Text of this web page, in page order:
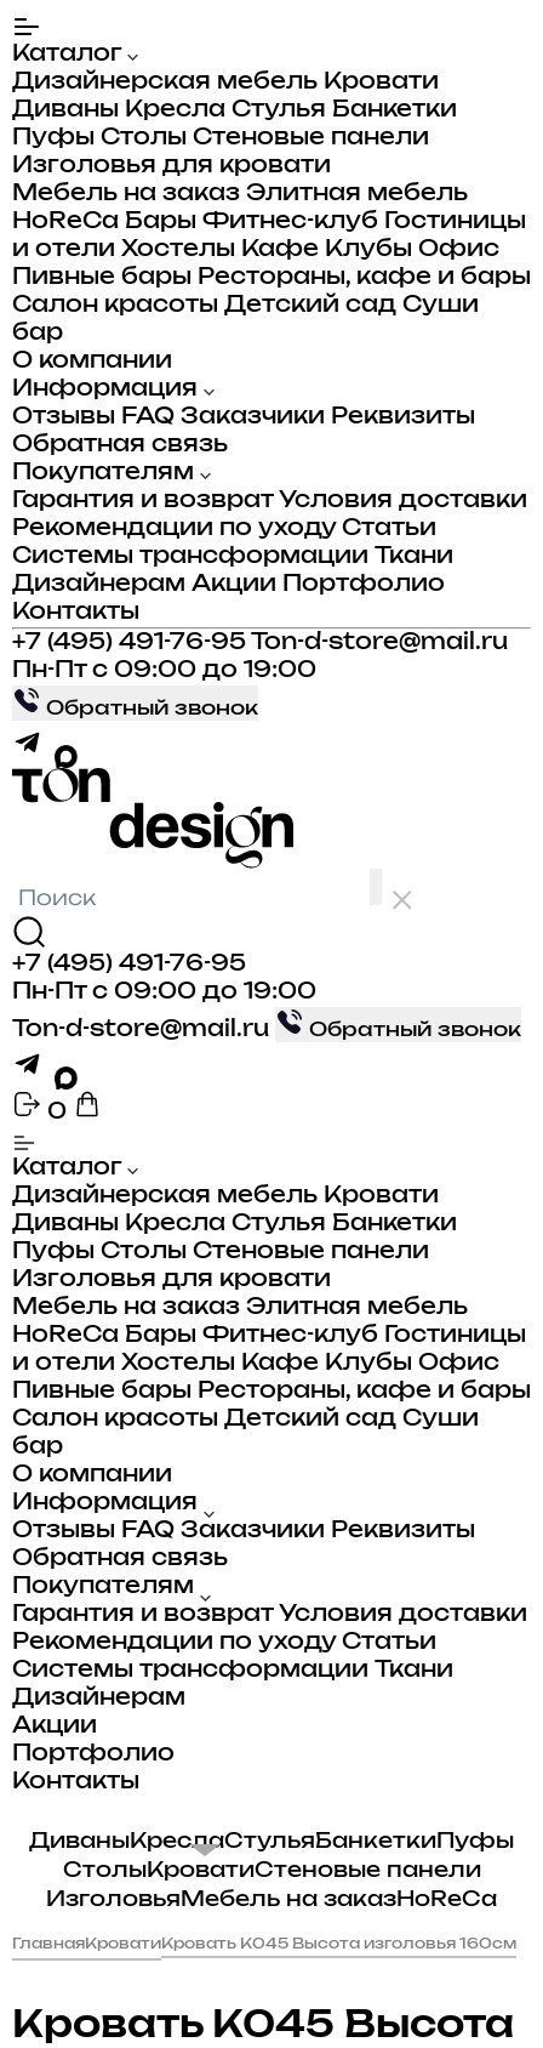
Каталог
Дизайнерская мебель Кровати
Диваны Кресла Стулья Банкетки
Пуфы Столы Стеновые панели
Изголовья для кровати
Мебель на заказ Элитная мебель
HoReCa Бары Фитнес-клуб
Гостиницы
и отели Хостелы Кафе Клубы Офис
Пивные бары Рестораны, кафе и бары
Салон красоты Детский сад Суши
бар
О компании
Информация
Отзывы FAQ Заказчики Реквизиты
Обратная связь
Покупателям
Гарантия и возврат Условия доставки
Рекомендации по уходу Статьи
Системы трансформации
Ткани
Дизайнерам Акции
Портфолио
Контакты
+7 (495) 491-76-95
Ton-d-store@mail.ru
Пн-Пт с 09:00 до 19:00
Обратный звонок
+7 (495) 491-76-95
Пн-Пт с 09:00 до 19:00
Ton-d-store@mail.ru
Обратный звонок
0
Каталог
Дизайнерская мебель Кровати
Диваны Кресла Стулья Банкетки
Пуфы Столы Стеновые панели
Изголовья для кровати
Мебель на заказ Элитная мебель
HoReCa Бары Фитнес-клуб
Гостиницы
и отели Хостелы Кафе Клубы Офис
Пивные бары Рестораны, кафе и бары
Салон красоты Детский сад Суши
бар
О компании
Информация
Отзывы FAQ Заказчики Реквизиты
Обратная связь
Покупателям
Гарантия и возврат Условия доставки
Рекомендации по уходу Статьи
Системы трансформации
Ткани
Дизайнерам
Акции
Портфолио
Контакты
ДиваныКреслаСтульяБанкеткиПуфы
СтолыКроватиСтеновые панели
Изголовья Мебель на заказHoReCa
ГлавнаяКроватиКровать K045 Высота изголовья 160см
Кровать K045 Высота